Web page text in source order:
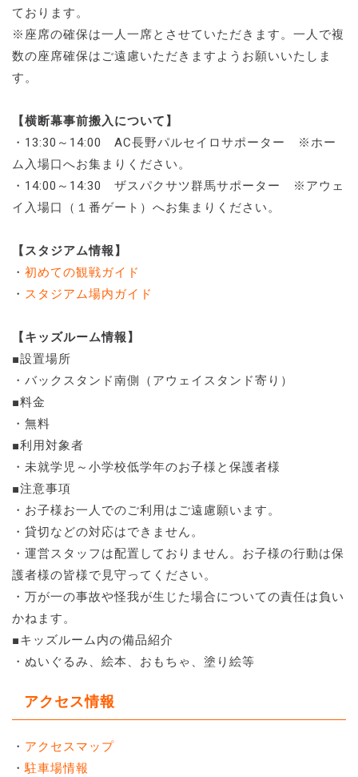
ております。
※座席の確保は一人一席とさせていただきます。一人で複
数の座席確保はご遠慮いただきますようお願いいたしま
す。
【横断幕事前搬入について】
・13:30～14:00 AC長野パルセイロサポーター ※ホー
ム入場口へお集まりください。
・14:00～14:30 ザスパクサツ群馬サポーター ※アウェ
イ入場口（１番ゲート）へお集まりください。
【スタジアム情報】
・ 初めての観戦ガイド
・ スタジアム場内ガイド
【キッズルーム情報】
■設置場所
・バックスタンド南側（アウェイスタンド寄り）
■料金
・無料
■利用対象者
・未就学児～小学校低学年のお子様と保護者様
■注意事項
・お子様お一人でのご利用はご遠慮願います。
・貸切などの対応はできません。
・運営スタッフは配置しておりません。お子様の行動は保
護者様の皆様で見守ってください。
・万が一の事故や怪我が生じた場合についての責任は負い
かねます。
■キッズルーム内の備品紹介
・ぬいぐるみ、絵本、おもちゃ、塗り絵等
アクセス情報
・ アクセスマップ
・駐車場情報